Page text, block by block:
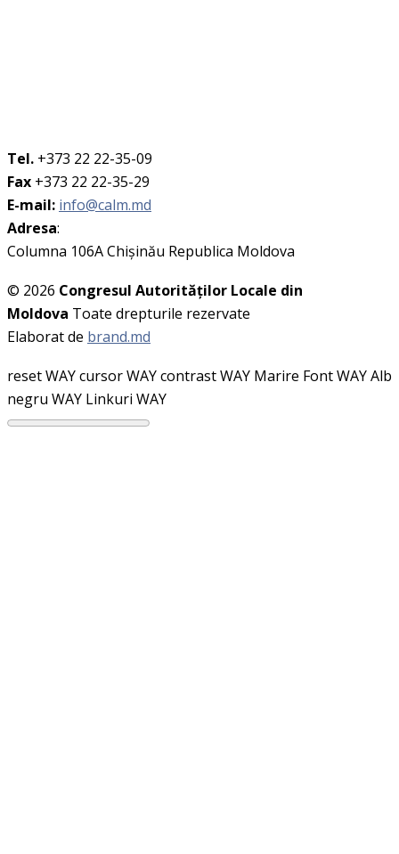
Tel. +373 22 22-35-09
Fax +373 22 22-35-29
E-mail: info@calm.md
Adresa:
Columna 106A Chişinău Republica Moldova
© 2026 Congresul Autorităţilor Locale din
Moldova Toate drepturile rezervate
Elaborat de brand.md
reset WAYcursor WAYcontrast WAY Marire Font WAYAlb
negru WAY Linkuri WAY